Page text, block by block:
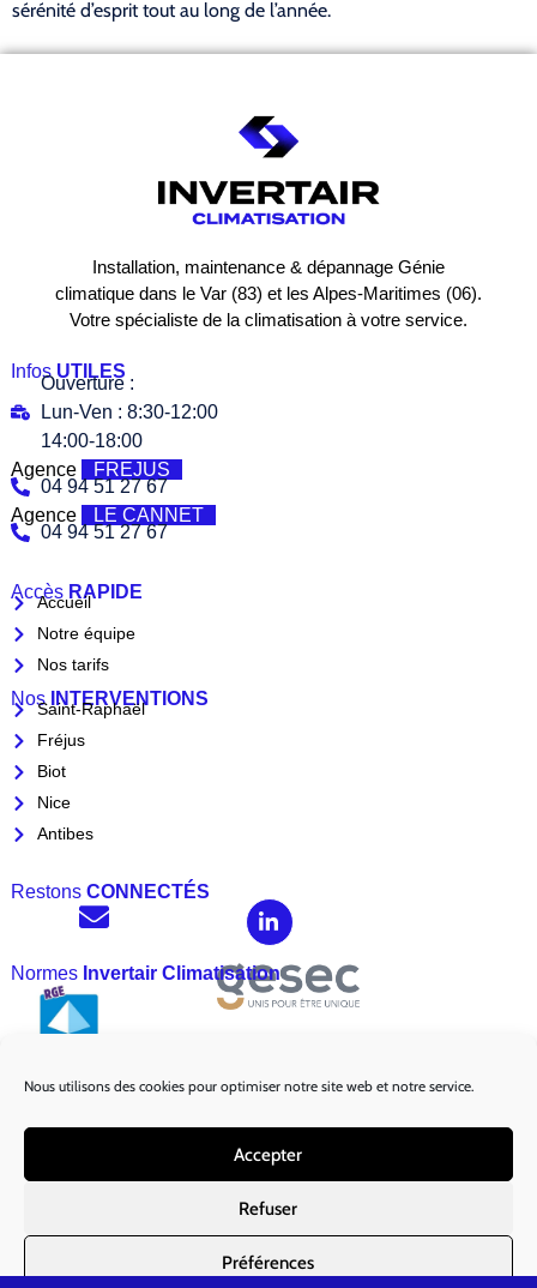
Nous utilisons des cookies pour optimiser notre site web et notre service.
Accepter
Refuser
Préférences
sérénité d’esprit tout au long de l’année.
Installation, maintenance & dépannage Génie
climatique dans le Var (83) et les Alpes-Maritimes (06).
Votre spécialiste de la climatisation à votre service.
Infos UTILES
Ouverture :
Lun-Ven : 8:30-12:00
14:00-18:00
Agence
FREJUS
04 94 51 27 67
Agence
LE CANNET
04 94 51 27 67
Accès RAPIDE
Accueil
Notre équipe
Nos tarifs
Nos INTERVENTIONS
Saint-Raphaël
Fréjus
Biot
Nice
Antibes
Restons CONNECTÉS
Normes Invertair Climatisation
MarquesPartenaires :